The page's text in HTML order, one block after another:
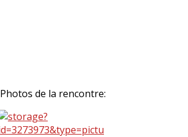
Photos de la rencontre: